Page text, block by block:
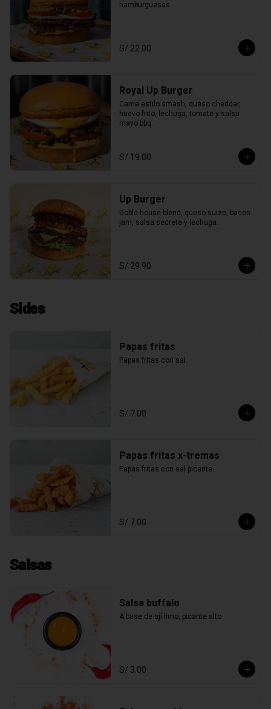
hamburguesas
S/ 22.00
Royal Up Burger
Carne estilo smash, queso cheddar,
huevo frito, lechuga, tomate y salsa
mayo bbq.
S/ 19.00
Up Burger
Doble house blend, queso suizo, bacon
jam, salsa secreta y lechuga.
S/ 29.90
Sides
Papas fritas
Papas fritas con sal.
S/ 7.00
Papas fritas x-tremas
Papas fritas con sal picante.
S/ 7.00
Salsas
Salsa buffalo
A base de ají limo, picante alto
S/ 3.00